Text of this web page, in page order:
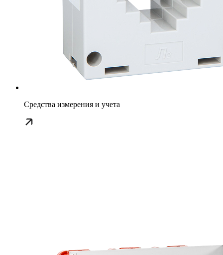
Средства измерения и учета